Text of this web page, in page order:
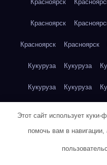
Красноярск
Красноярск
Красноярск Красноярск
Кукуруза Кукуруза
Кукуруза Кукуруза
Куриная грудка
Куриная грудка
Этот сайт использует
помочь вам в